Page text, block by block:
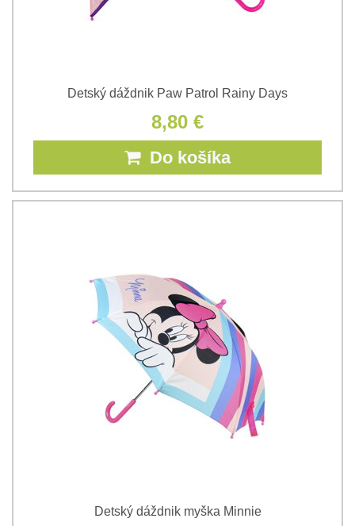
Detský dáždnik Paw Patrol Rainy Days
8,80 €
Do košíka
Detský dáždnik myška Minnie